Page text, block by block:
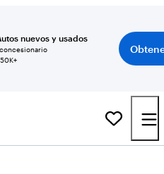
nuevos y usados